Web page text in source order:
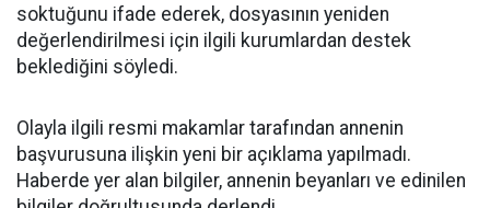
soktuğunu ifade ederek, dosyasının yeniden
değerlendirilmesi için ilgili kurumlardan destek
beklediğini söyledi.
Olayla ilgili resmi makamlar tarafından annenin
başvurusuna ilişkin yeni bir açıklama yapılmadı.
Haberde yer alan bilgiler, annenin beyanları ve edinilen